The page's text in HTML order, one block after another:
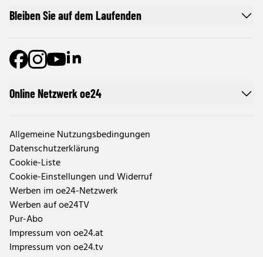
Online Netzwerk oe24
Allgemeine Nutzungsbedingungen
Datenschutzerklärung
Cookie-Liste
Cookie-Einstellungen und Widerruf
Werben im oe24-Netzwerk
Werben auf oe24TV
Pur-Abo
Impressum von oe24.at
Impressum von oe24.tv
Bleiben Sie auf dem Laufenden